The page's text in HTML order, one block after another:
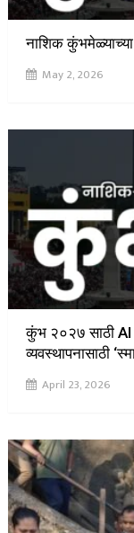
नाशिक कुंभमेळ्याच्या
May 2, 2026
कुंभ २०२७ साठी AI
व्यवस्थापनासाठी
April 23, 2026